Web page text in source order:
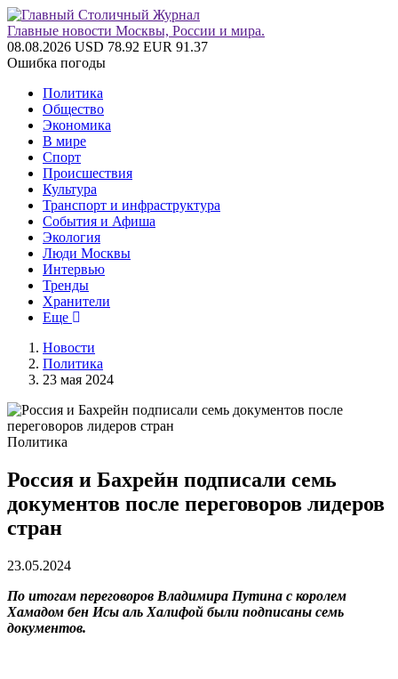
Главные новости Москвы, России и мира.
08.08.2026 USD 78.92 EUR 91.37
Ошибка погоды
Политика
Общество
Экономика
В мире
Спорт
Происшествия
Культура
Транспорт и инфраструктура
События и Афиша
Экология
Люди Москвы
Интервью
Тренды
Хранители
Еще
Новости
Политика
23 мая 2024
Политика
Россия и Бахрейн подписали семь
документов после переговоров лидеров
стран
23.05.2024
По итогам переговоров Владимира Путина с королем
Хамадом бен Исы аль Халифой были подписаны семь
документов.